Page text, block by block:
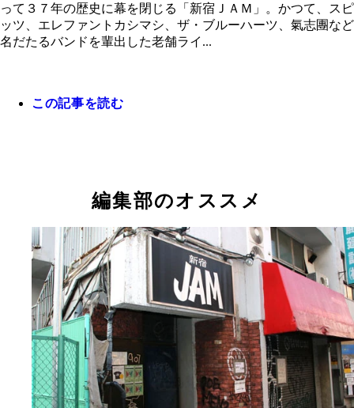
落書きはもちろん、更衣室のカギすらも壊れ、す
ボロボロの控え室
って３７年の歴史に幕を閉じる「新宿ＪＡＭ」。かつて、スピ
ッツ、エレファントカシマシ、ザ・ブルーハーツ、氣志團など
名だたるバンドを輩出した老舗ライ...
この記事を読む
編集部のオススメ